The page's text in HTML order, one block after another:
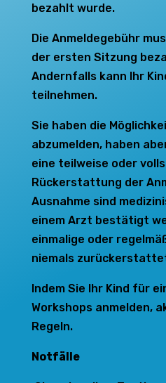
bezahlt wurde.
Die Anmeldegebühr
der ersten Sitzung
Andernfalls kann Ihr
teilnehmen.
Sie haben die
abzumelden, haben
eine teilweise oder
Rückerstattung der
Ausnahme sind
einem Arzt bestätigt
einmalige oder
niemals
Indem Sie Ihr Kind für
Workshops anmelden,
Regeln.
Notfälle